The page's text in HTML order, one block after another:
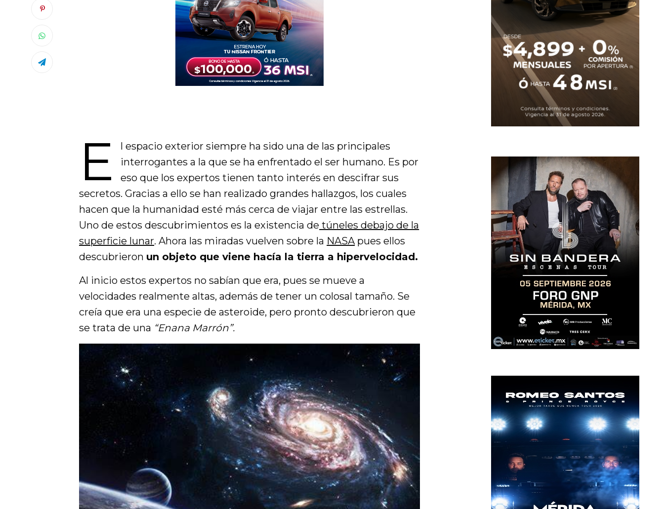
E
l espacio exterior siempre ha sido una de las principales
interrogantes a la que se ha enfrentado el ser humano. Es por
eso que los expertos tienen tanto interés en descifrar sus
secretos. Gracias a ello se han realizado grandes hallazgos, los cuales
hacen que la humanidad esté más cerca de viajar entre las estrellas.
Uno de estos descubrimientos es la existencia de túneles debajo de la
superficie lunar. Ahora las miradas vuelven sobre la NASApues ellos
descubrieron un objeto que viene hacía la tierra a hipervelocidad.
Al inicio estos expertos no sabían que era, pues se mueve a
velocidades realmente altas, además de tener un colosal tamaño. Se
creía que era una especie de asteroide, pero pronto descubrieron que
se trata de una “Enana Marrón”.